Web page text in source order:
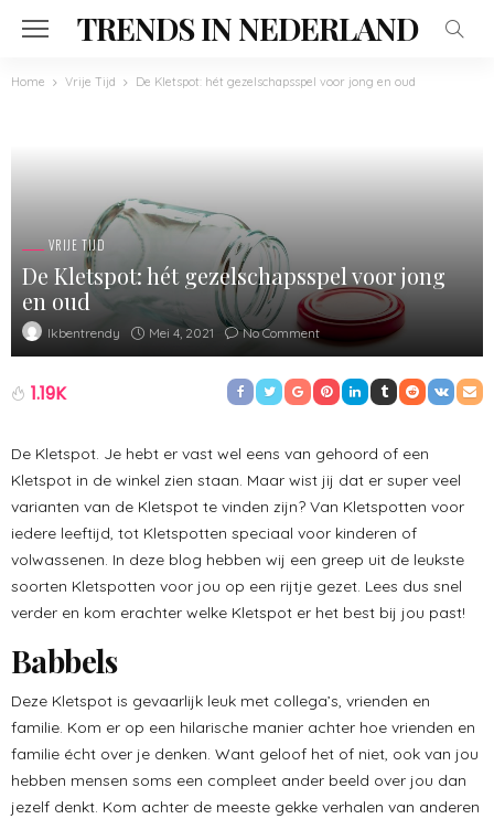
TRENDS IN NEDERLAND
Home Vrije Tijd De Kletspot: hét gezelschapsspel voor jong en oud
VRIJE TIJD
De Kletspot: hét gezelschapsspel voor jong
en oud
Ikbentrendy Mei 4, 2021 No Comment
1.19K
De Kletspot. Je hebt er vast wel eens van gehoord of een
Kletspot in de winkel zien staan. Maar wist jij dat er super veel
varianten van de Kletspot te vinden zijn? Van Kletspotten voor
iedere leeftijd, tot Kletspotten speciaal voor kinderen of
volwassenen. In deze blog hebben wij een greep uit de leukste
soorten Kletspotten voor jou op een rijtje gezet. Lees dus snel
verder en kom erachter welke Kletspot er het best bij jou past!
Babbels
Deze Kletspot is gevaarlijk leuk met collega’s, vrienden en
familie. Kom er op een hilarische manier achter hoe vrienden en
familie écht over je denken. Want geloof het of niet, ook van jou
hebben mensen soms een compleet ander beeld over jou dan
jezelf denkt. Kom achter de meeste gekke verhalen van anderen